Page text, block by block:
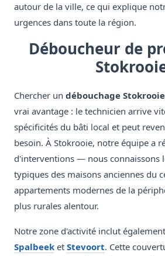
autour de la ville, ce qui explique
urgences dans toute la région.
Déboucheur de
Chercher un débouchage Stokrooie
vrai avantage : le technicien arrive
spécificités du bâti local et peut
besoin. À Stokrooie, notre équipe a
d'interventions — nous connaissons
typiques des maisons anciennes du
appartements modernes de la
plus rurales alentour.
Notre zone d'activité inclut également
Spalbeek et Stevoort. Cette